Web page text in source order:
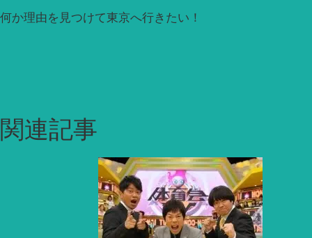
何か理由を見つけて東京へ行きたい！
関連記事